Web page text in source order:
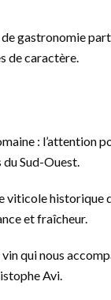
gastronomie
de caractère.
: l’attention
Sud-Ouest.
viticole historique
et fraîcheur.
qui nous
Avi.